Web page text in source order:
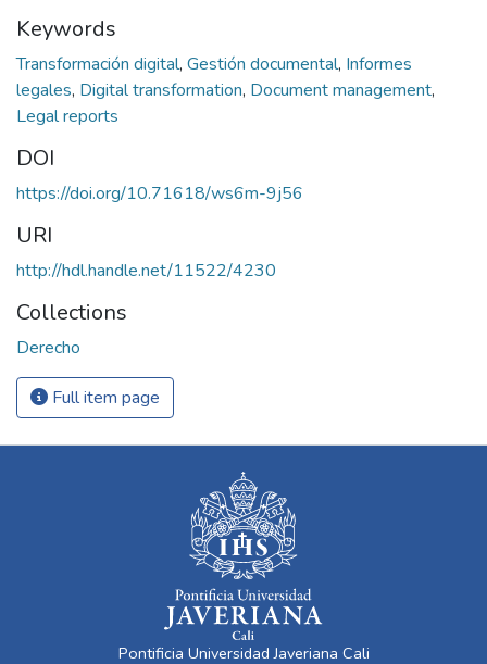
Keywords
Transformación digital, Gestión documental, Informes
legales, Digital transformation, Document management,
Legal reports
DOI
https://doi.org/10.71618/ws6m-9j56
URI
http://hdl.handle.net/11522/4230
Collections
Derecho
Full item page
Pontificia Universidad Javeriana Cali